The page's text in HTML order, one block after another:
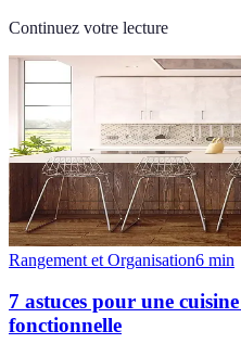
Continuez votre lecture
Rangement et Organisation6 min
7 astuces pour une
fonctionnelle